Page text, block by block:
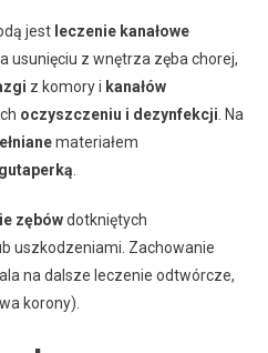
jest leczenie kanałowe
usunięciu z wnętrza zęba chorej,
z komory i kanałów
oczyszczeniu i dezynfekcji . Na
materiałem
gutaperką
zębówdotkniętych
uszkodzeniami. Zachowanie
na dalsze leczenie odtwórcze,
korony).